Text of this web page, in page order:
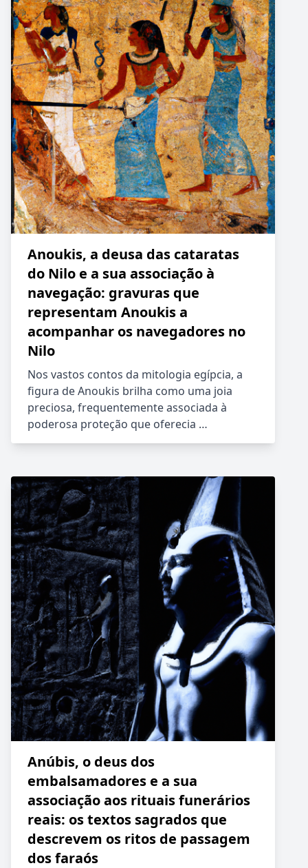
Anoukis, a deusa das cataratas
do Nilo e a sua associação à
navegação: gravuras que
representam Anoukis a
acompanhar os navegadores no
Nilo
Nos vastos contos da mitologia egípcia, a
figura de Anoukis brilha como uma joia
preciosa, frequentemente associada à
poderosa proteção que oferecia …
Anúbis, o deus dos
embalsamadores e a sua
associação aos rituais funerários
reais: os textos sagrados que
descrevem os ritos de passagem
dos faraós